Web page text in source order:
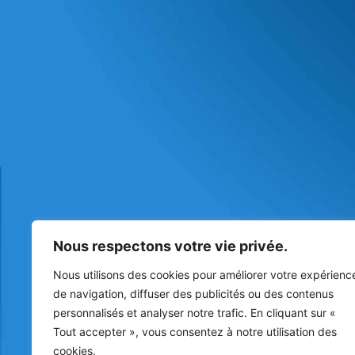
Nous respectons votre vie privée.
Nous utilisons des cookies pour améliorer votre
de navigation, diffuser des publicités ou des contenus
personnalisés et analyser notre trafic. En cliquant sur «
Tout accepter », vous consentez à notre utilisation des
cookies.